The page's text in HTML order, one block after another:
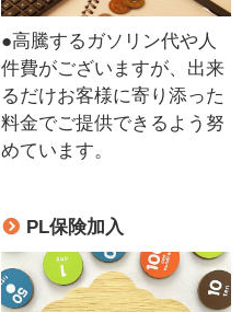
●高騰するガソリン代や人
件費がございますが、出来
るだけお客様に寄り添った
料金でご提供できるよう努
めています。
PL保険加入